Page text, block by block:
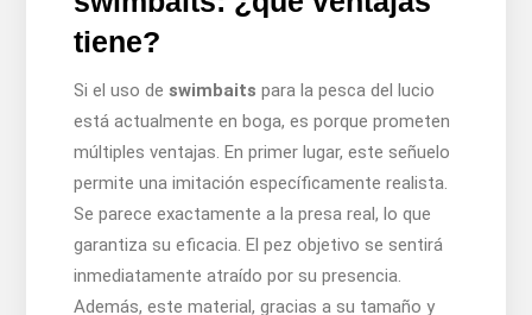
tiene?
Si el uso de swimbaits para la pesca del lucio
está actualmente en boga, es porque prometen
múltiples ventajas. En primer lugar, este señuelo
permite una imitación específicamente realista.
Se parece exactamente a la presa real, lo que
garantiza su eficacia. El pez objetivo se sentirá
inmediatamente atraído por su presencia.
Además, este material, gracias a su tamaño y